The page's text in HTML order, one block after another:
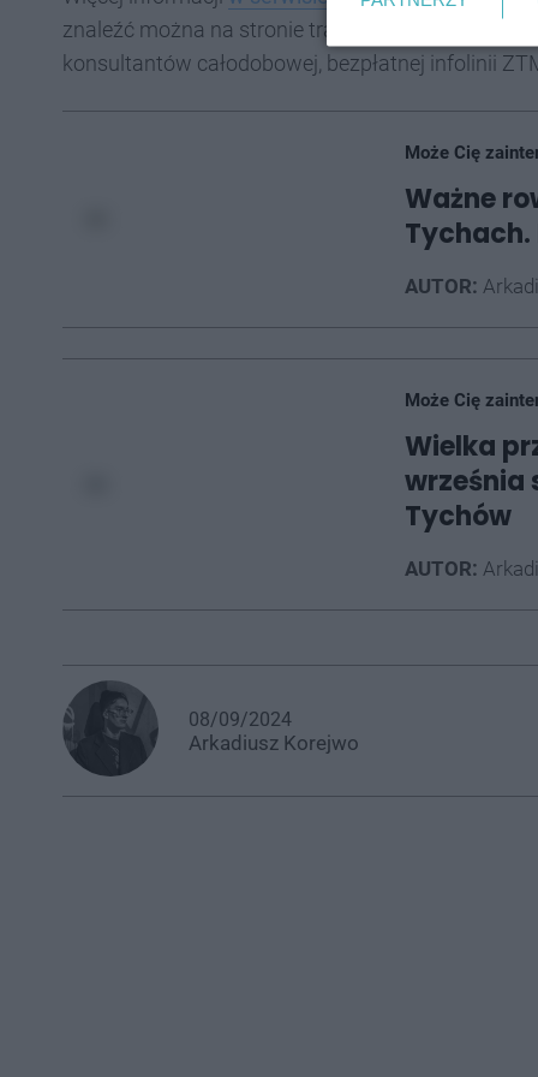
znaleźć można na stronie transportgzm.pl oraz
konsultantów całodobowej, bezpłatnej infolinii
Może Cię
Ważne
Tychach.
AUTOR:
Może Cię
Wielka
września
Tychów
AUTOR:
08/09/2024
Arkadiusz Korejwo